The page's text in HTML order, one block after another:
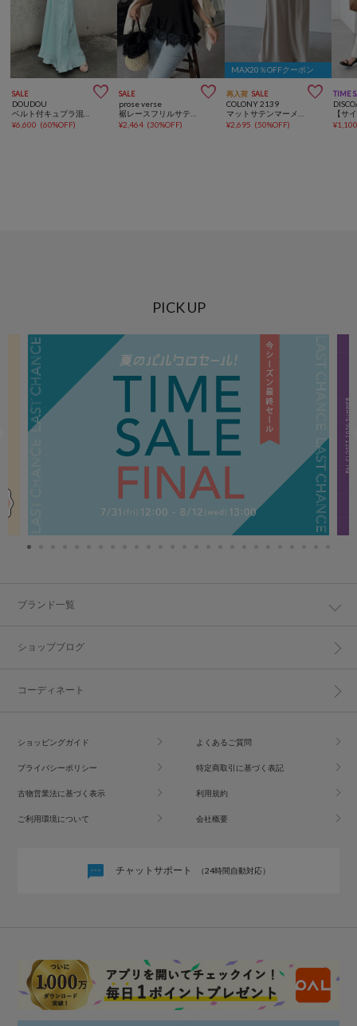
SALE 
DOUDOU
¥6,600 (60%OFF)
SALE 
prose verse
¥2,464 (30%OFF)
MAX20％OFFクーポン
再入荷 SALE 
COLONY 2139
¥2,695 (50%OFF)
TIME
¥
PICK UP
ブランド一覧
ショップブログ
コーディネート
ショッピングガイド よくあるご質問
プライバシーポリシー 特定商取引に基づく表記
古物営業法に基づく表示 利用規約
ご利用環境について 会社概要
チャットサポート （24時間自動対応）